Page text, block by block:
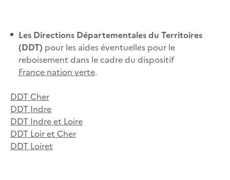
Les Directions Départementales du Territoires
(DDT) pour les aides éventuelles pour le
reboisement dans le cadre du dispositif
France nation verte.
DDT Cher
DDT Indre
DDT Indre et Loire
DDT Loir et Cher
DDT Loiret